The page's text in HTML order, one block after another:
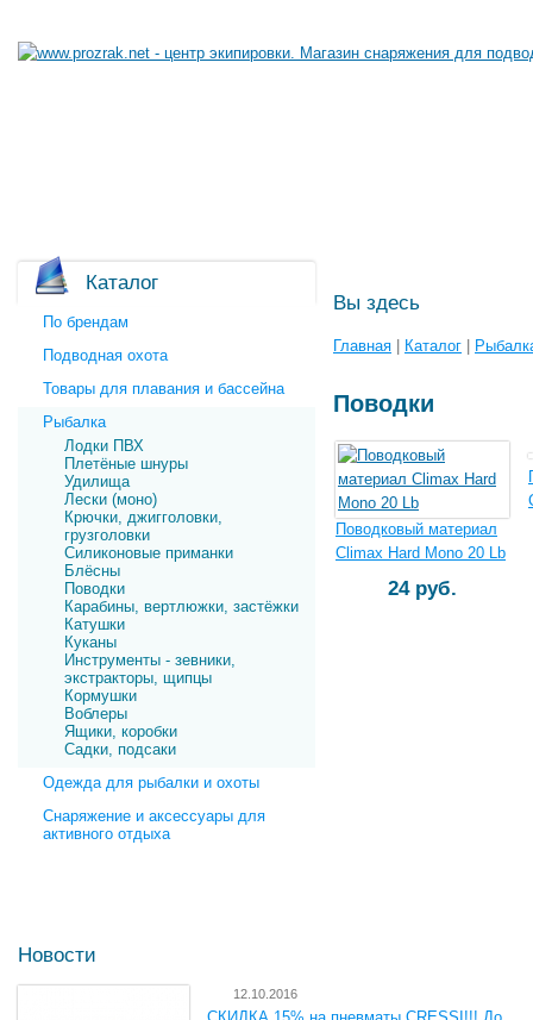
Каталог
По брендам
Подводная охота
Товары для плавания и бассейна
Рыбалка
Лодки ПВХ
Плетёные шнуры
Удилища
Лески (моно)
Крючки, джигголовки,
грузголовки
Силиконовые приманки
Блёсны
Поводки
Карабины, вертлюжки, застёжки
Катушки
Куканы
Инструменты - зевники,
экстракторы, щипцы
Кормушки
Воблеры
Ящики, коробки
Садки, подсаки
Одежда для рыбалки и охоты
Снаряжение и аксессуары для
активного отдыха
Вы здесь
Главная Каталог
Поводки
Поводковый материал
Climax Hard Mono 20 Lb
24 руб.
Новости
12.10.2016